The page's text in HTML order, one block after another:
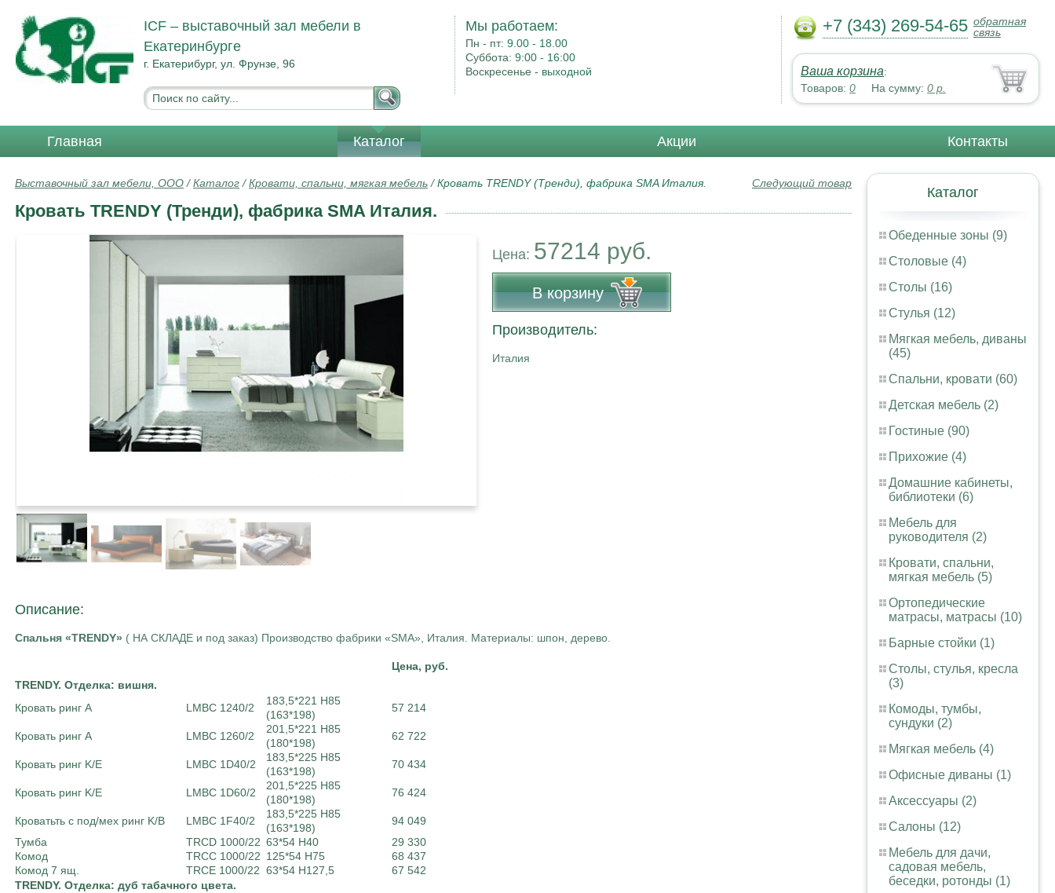
ICF – выставочный зал мебели в
Екатеринбурге
г. Екатерибург, ул. Фрунзе, 96
Мы работаем:
Пн - пт:9.00 - 18.00
Суббота:9:00 - 16:00
Воскресенье - выходной
+7 (343) 269-54-65 обратная
связь
Ваша корзина:
Товаров: 0 На сумму: 0 р.
Главная Каталог Акции Контакты
Каталог
Обеденные зоны (9)
Столовые (4)
Столы (16)
Стулья (12)
Мягкая мебель, диваны
(45)
Спальни, кровати (60)
Детская мебель (2)
Гостиные (90)
Прихожие (4)
Домашние кабинеты,
библиотеки (6)
Мебель для
руководителя (2)
Кровати, спальни,
мягкая мебель (5)
Ортопедические
матрасы, матрасы (10)
Барные стойки (1)
Столы, стулья, кресла
(3)
Комоды, тумбы,
сундуки (2)
Мягкая мебель (4)
Офисные диваны (1)
Аксессуары (2)
Салоны (12)
Мебель для дачи,
садовая мебель,
беседки, ротонды (1)
Следующий товар
Выставочный зал мебели, ООО /Каталог /Кровати, спальни, мягкая мебель /Кровать TRENDY (Тренди), фабрика SMA Италия.
Кровать TRENDY (Тренди), фабрика SMA Италия.
Цена: 57214 руб.
В корзину
Производитель:
Италия
Описание:
Спальня «TRENDY» ( НА СКЛАДЕ и под заказ) Производство фабрики «SMA», Италия. Материалы: шпон, дерево.
Цена, руб.
TRENDY. Отделка: вишня.
Кровать ринг A
LMBC 1240/2
183,5*221 Н85
(163*198)
57 214
Кровать ринг A LMBC 1260/2
201,5*221 Н85
(180*198)
62 722
Кровать ринг K/E LMBC 1D40/2
183,5*225 Н85
(163*198)
70 434
Кровать ринг K/E LMBC 1D60/2
201,5*225 Н85
(180*198)
76 424
Кроватьть с под/мех ринг K/B LMBC 1F40/2
183,5*225 Н85
(163*198)
94 049
Тумба
TRCD 1000/22 63*54 H40
29 330
Комод
TRCC 1000/22 125*54 H75
68 437
Комод 7 ящ.
TRCE 1000/22 63*54 H127,5
67 542
TRENDY. Отделка: дуб табачного цвета.